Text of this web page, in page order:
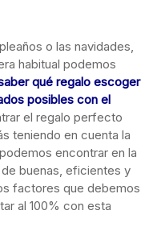
o las navidades,
habitual podemos
qué regalo escoger
posibles con el
el regalo perfecto
teniendo en cuenta la
encontrar en la
buenas, eficientes y
factores que debemos
al 100% con esta